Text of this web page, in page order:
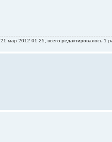
21 мар 2012 01:25, всего редактировалось 1